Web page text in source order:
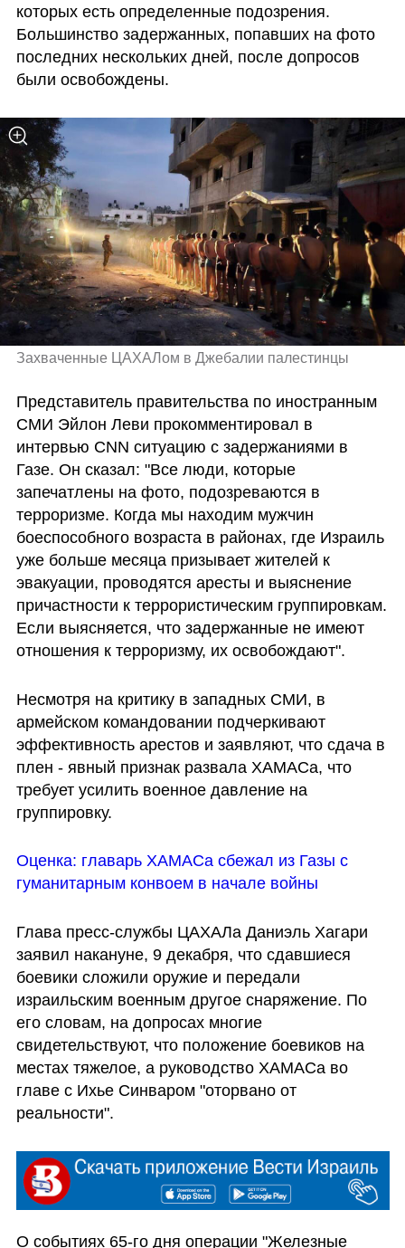
которых есть определенные подозрения.
Большинство задержанных, попавших на фото
последних нескольких дней, после допросов
были освобождены.
Захваченные ЦАХАЛом в Джебалии палестинцы
Представитель правительства по иностранным
СМИ Эйлон Леви прокомментировал в
интервью CNN ситуацию с задержаниями в
Газе. Он сказал: "Все люди, которые
запечатлены на фото, подозреваются в
терроризме. Когда мы находим мужчин
боеспособного возраста в районах, где Израиль
уже больше месяца призывает жителей к
эвакуации, проводятся аресты и выяснение
причастности к террористическим группировкам.
Если выясняется, что задержанные не имеют
отношения к терроризму, их освобождают".
Несмотря на критику в западных СМИ, в
армейском командовании подчеркивают
эффективность арестов и заявляют, что сдача в
плен - явный признак развала ХАМАСа, что
требует усилить военное давление на
группировку.
Оценка: главарь ХАМАСа сбежал из Газы с
гуманитарным конвоем в начале войны
Глава пресс-службы ЦАХАЛа Даниэль Хагари
заявил накануне, 9 декабря, что сдавшиеся
боевики сложили оружие и передали
израильским военным другое снаряжение. По
его словам, на допросах многие
свидетельствуют, что положение боевиков на
местах тяжелое, а руководство ХАМАСа во
главе с Ихье Синваром "оторвано от
реальности".
О событиях 65-го дня операции "Железные